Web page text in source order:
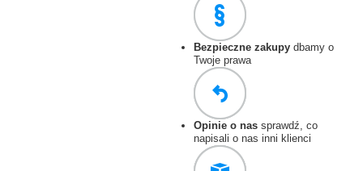
Bezpieczne zakupy dbamy o
Twoje prawa
Opinie o nas sprawdź, co
napisali o nas inni klienci